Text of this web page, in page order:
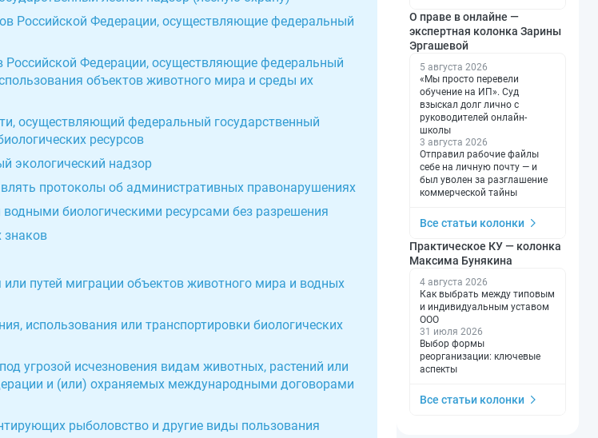
Российской Федерации, осуществляющие федеральный
Российской Федерации, осуществляющие федеральный
объектов животного мира и среды их
осуществляющий федеральный государственный
ресурсов
экологический надзор
протоколы об административных правонарушениях
биологическими ресурсами без разрешения
знаков
путей миграции объектов животного мира и водных
использования или транспортировки биологических
угрозой исчезновения видам животных, растений или
и (или) охраняемых международными договорами
рыболовство и другие виды пользования
О праве в онлайне —
экспертная колонка Зарины
Эргашевой
5 августа 2026
«Мы просто перевели
обучение на ИП». Суд
взыскал долг лично с
руководителей онлайн-
школы
3 августа 2026
Отправил рабочие файлы
себе на личную почту — и
был уволен за разглашение
коммерческой тайны
Все статьи колонки
Практическое КУ — колонка
Максима Бунякина
4 августа 2026
Как выбрать между типовым
и индивидуальным уставом
ООО
31 июля 2026
Выбор формы
реорганизации: ключевые
аспекты
Все статьи колонки